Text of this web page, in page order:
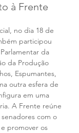
à Frente
no dia 18 de
participou
da
da Produção
Espumantes,
outra esfera de
em uma
A Frente reúne
com o
promover os